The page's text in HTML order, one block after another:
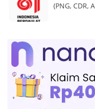
(PNG, CDR,